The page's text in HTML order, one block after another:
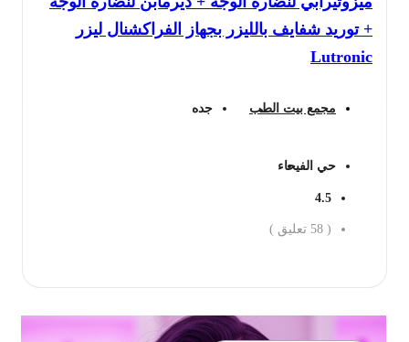
+ توريد شفايف بالليزر بجهاز الفراكشنال ليزر
Lutronic
مجمع بيت الطب جده
حي الفيحاء
4.5
58 تعليق )